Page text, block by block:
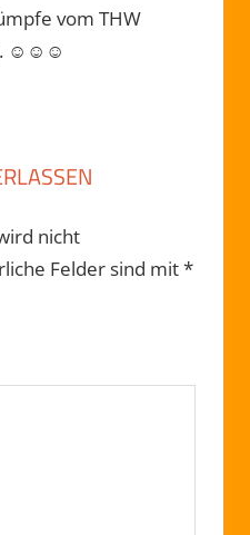
vom THW
. ☺☺☺
nicht
Felder sind mit*